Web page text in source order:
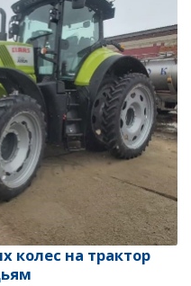
колес на трактор